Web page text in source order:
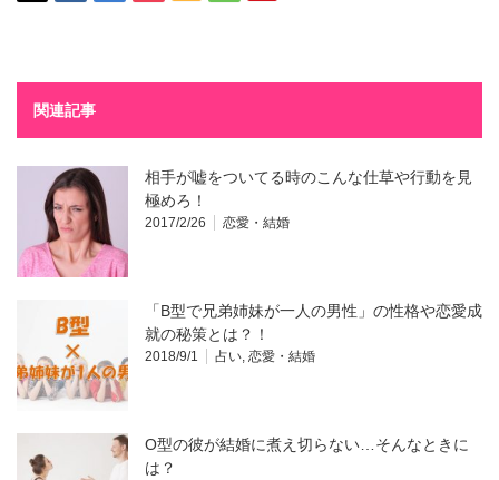
関連記事
相手が嘘をついてる時のこんな仕草や行動を見
極めろ！
2017/2/26 恋愛・結婚
「B型で兄弟姉妹が一人の男性」の性格や恋愛成
就の秘策とは？！
2018/9/1 占い, 恋愛・結婚
O型の彼が結婚に煮え切らない…そんなときに
は？